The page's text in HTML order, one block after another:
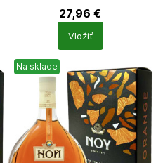
27,96 €
Počet
produktů
Vložiť
Na sklade